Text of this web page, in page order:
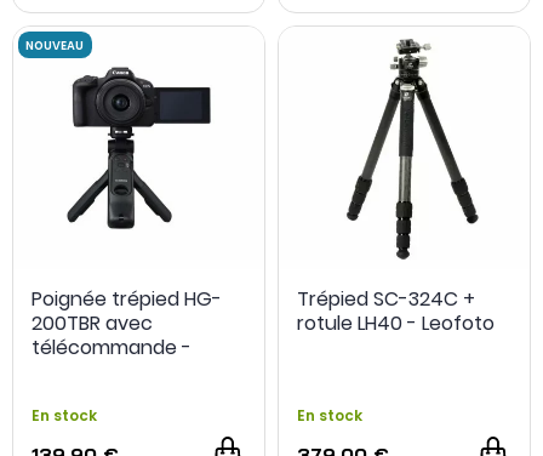
Poignée trépied HG-
200TBR avec
télécommande -
En stock
Trépied SC-324C +
rotule LH40 - Leofoto
En stock